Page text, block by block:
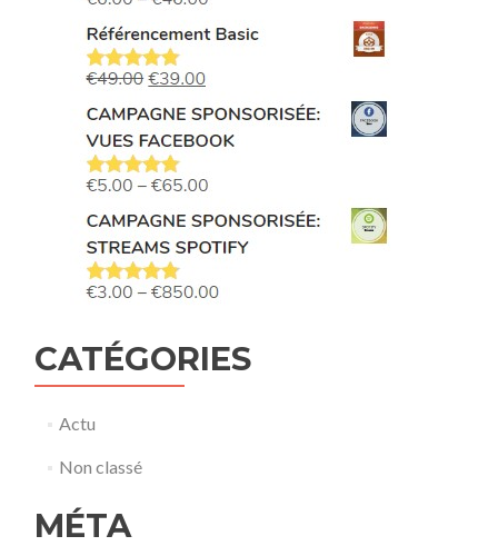
CATÉGORIES
Actu
Non classé
MÉTA